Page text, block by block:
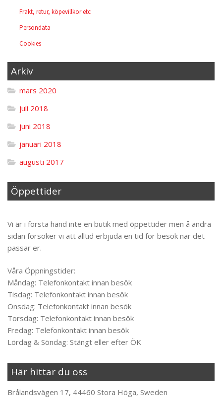
Frakt, retur, köpevillkor etc
Persondata
Cookies
Arkiv
mars 2020
juli 2018
juni 2018
januari 2018
augusti 2017
Öppettider
Vi är i första hand inte en butik med öppettider men å andra
sidan försöker vi att alltid erbjuda en tid för besök när det
passar er.
Våra Öppningstider:
Måndag: Telefonkontakt innan besök
Tisdag: Telefonkontakt innan besök
Onsdag: Telefonkontakt innan besök
Torsdag: Telefonkontakt innan besök
Fredag: Telefonkontakt innan besök
Lördag & Söndag: Stängt eller efter ÖK
Här hittar du oss
Brålandsvägen 17, 44460 Stora Höga, Sweden